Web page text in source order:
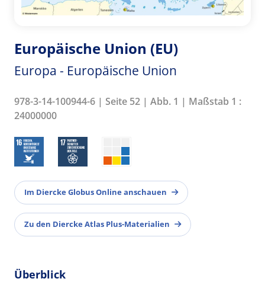
Europäische Union (EU)
Europa - Europäische Union
978-3-14-100944-6 | Seite 52 | Abb. 1 | Maßstab 1 :
24000000
Im Diercke Globus Online anschauen
Zu den Diercke Atlas Plus-Materialien
Überblick